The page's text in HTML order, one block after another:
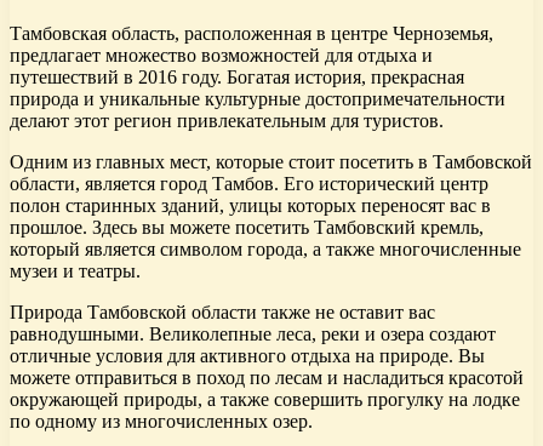
Тамбовская область, расположенная в центре Черноземья,
предлагает множество возможностей для отдыха и
путешествий в 2016 году. Богатая история, прекрасная
природа и уникальные культурные достопримечательности
делают этот регион привлекательным для туристов.
Одним из главных мест, которые стоит посетить в Тамбовской
области, является город Тамбов. Его исторический центр
полон старинных зданий, улицы которых переносят вас в
прошлое. Здесь вы можете посетить Тамбовский кремль,
который является символом города, а также многочисленные
музеи и театры.
Природа Тамбовской области также не оставит вас
равнодушными. Великолепные леса, реки и озера создают
отличные условия для активного отдыха на природе. Вы
можете отправиться в поход по лесам и насладиться красотой
окружающей природы, а также совершить прогулку на лодке
по одному из многочисленных озер.